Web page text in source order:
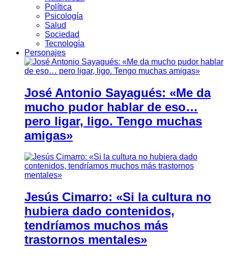
Política
Psicología
Salud
Sociedad
Tecnología
Personajes
José Antonio Sayagués: «Me da
mucho pudor hablar de eso…
pero ligar, ligo. Tengo muchas
amigas»
Jesús Cimarro: «Si la cultura no
hubiera dado contenidos,
tendríamos muchos más
trastornos mentales»